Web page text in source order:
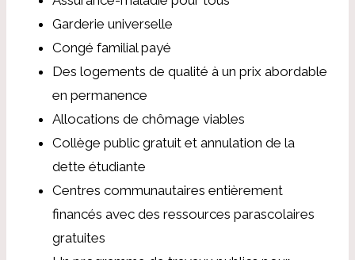
Garderie universelle
Congé familial payé
Des logements de qualité à un prix abordable
en permanence
Allocations de chômage viables
Collège public gratuit et annulation de la
dette étudiante
Centres communautaires entièrement
financés avec des ressources parascolaires
gratuites